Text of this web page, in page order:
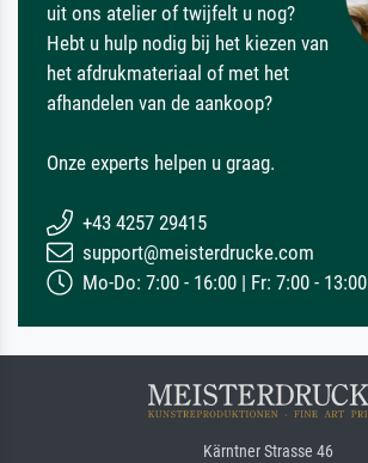
uit ons atelier of twijfelt u nog?
Hebt u hulp nodig bij het kiezen van
het afdrukmateriaal of met het
afhandelen van de aankoop?
Onze experts helpen u graag.
+43 4257 29415
support@meisterdrucke.com
Mo-Do: 7:00 - 16:00 | Fr: 7:00 - 13:00
Kärntner Strasse 46